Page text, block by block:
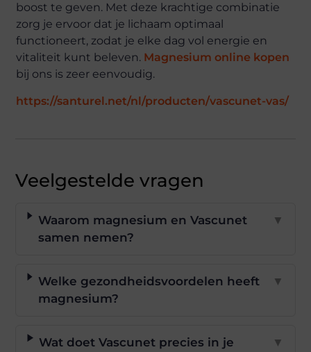
boost te geven. Met deze krachtige combinatie
zorg je ervoor dat je lichaam optimaal
functioneert, zodat je elke dag vol energie en
vitaliteit kunt beleven. Magnesium online kopen
bij ons is zeer eenvoudig.
https://santurel.net/nl/producten/vascunet-vas/
Veelgestelde vragen
Waarom magnesium en Vascunet
samen nemen?
▼
Welke gezondheidsvoordelen heeft
magnesium?
▼
Wat doet Vascunet precies in je
▼